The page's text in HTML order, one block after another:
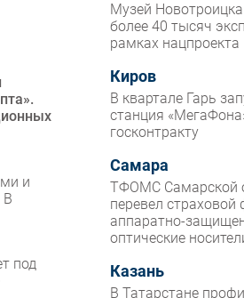
Аналитика
Интервью
Мероприятия
Проекты
IT класс
Тестовый стенд
Каталог компаний
и
В
под
Музей
более 40 тысяч
рамках нацпроекта
Киров
В квартале Гарь
станция
госконтракту
Самара
ТФОМС Самарской
перевел
аппаратно-
оптические
Казань
В Татарстане